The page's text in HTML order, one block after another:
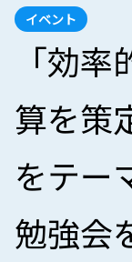
イベント
「効
算を策
をテー
勉強会